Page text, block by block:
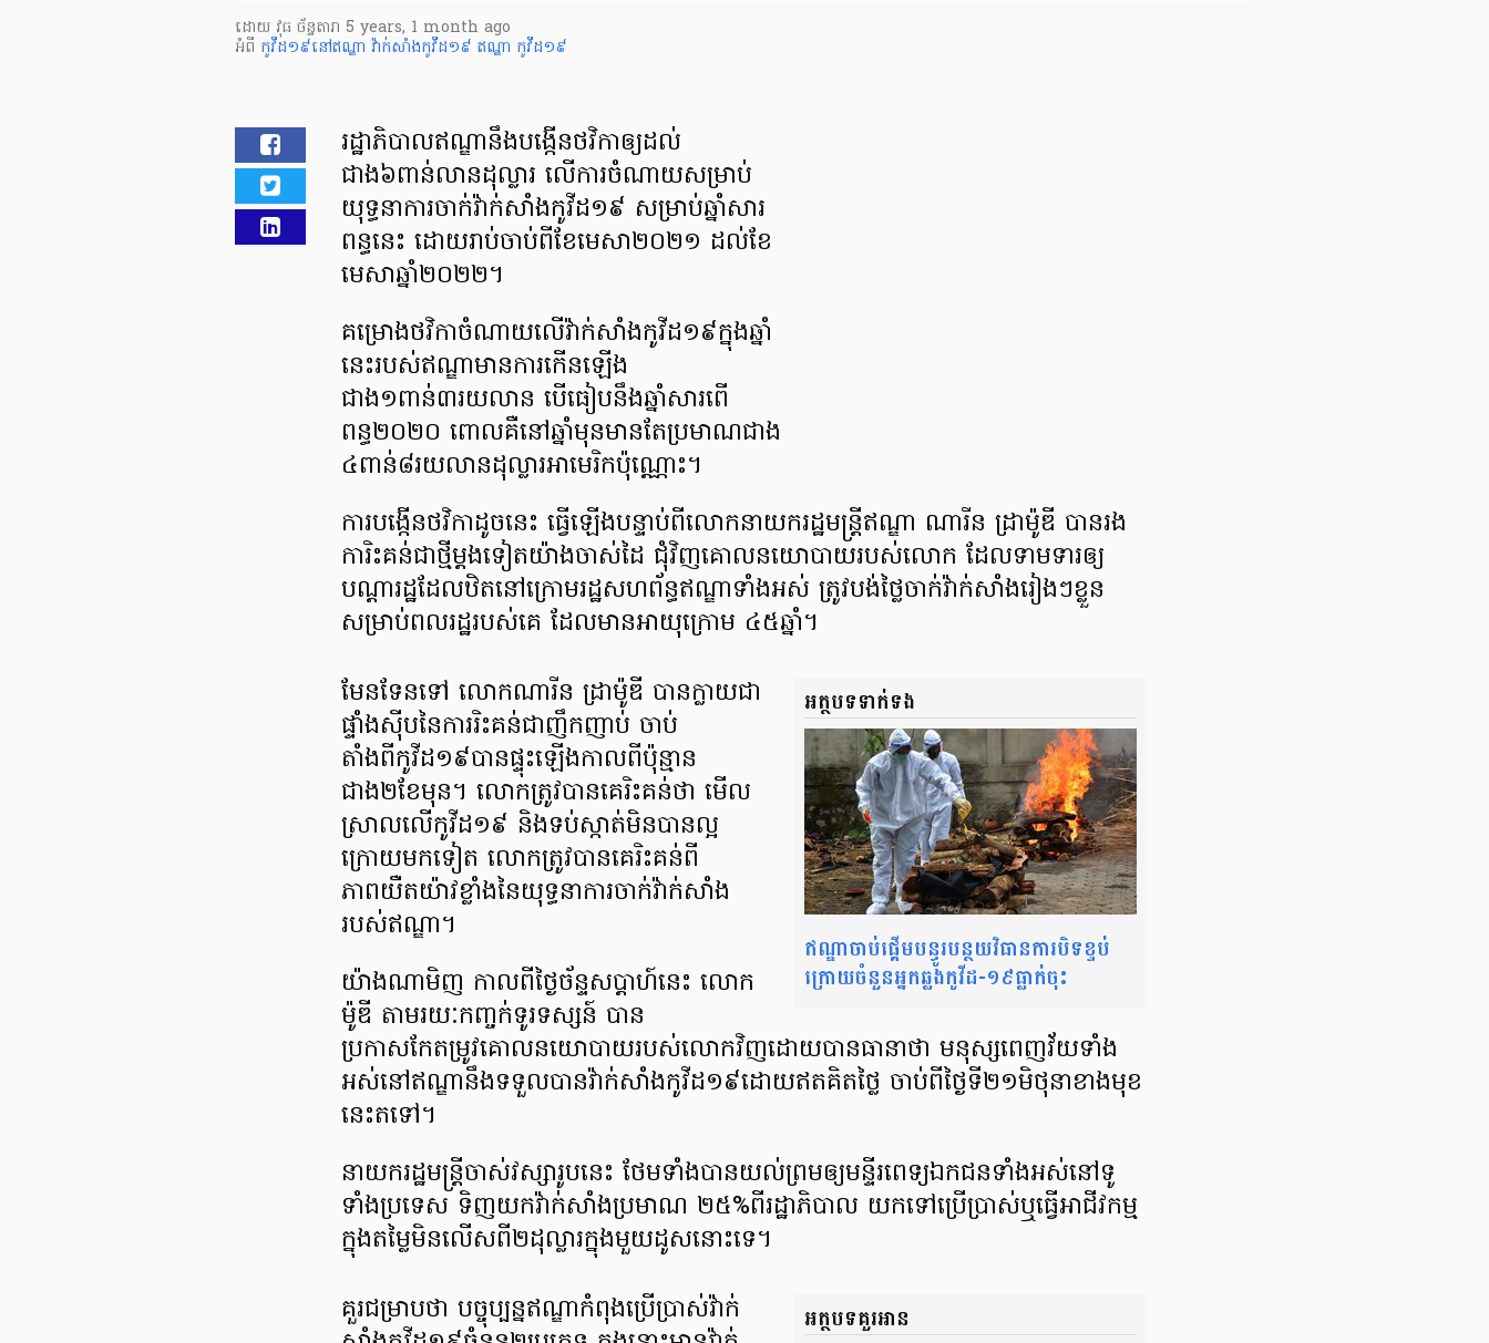
ដោយ វុធ ច័ន្ទតារា 5 years, 1 month ago
អំពី កូវីដ១៩នៅឥណ្ឌា វ៉ាក់សាំងកូវីដ១៩ ឥណ្ឌា កូវីដ១៩
រដ្ឋាភិបាលឥណ្ឌានឹងបង្កើនថវិកាឲ្យដល់
ជាង៦ពាន់លានដុល្លារ លើការចំណាយសម្រាប់
យុទ្ធនាការចាក់វ៉ាក់សាំងកូវីដ១៩ សម្រាប់ឆ្នាំសារ
ពន្ធនេះ ដោយរាប់ចាប់ពីខែមេសា២០២១ ដល់ខែ
មេសាឆ្នាំ២០២២។
គម្រោងថវិកាចំណាយលើវ៉ាក់សាំងកូវីដ១៩ក្នុងឆ្នាំ
នេះរបស់ឥណ្ឌាមានការកើនឡើង
ជាង១ពាន់៣រយលាន បើធៀបនឹងឆ្នាំសារពើ
ពន្ធ២០២០ ពោលគឺនៅឆ្នាំមុនមានតែប្រមាណជាង
៤ពាន់៨រយលានដុល្លារអាមេរិកប៉ុណ្ណោះ។
ការបង្កើនថវិកាដូចនេះ ធ្វើឡើងបន្ទាប់ពីលោកនាយករដ្ឋមន្ត្រីឥណ្ឌា ណារីន ដ្រាម៉ូឌី បានរង
ការិះគន់ជាថ្មីម្តងទៀតយ៉ាងចាស់ដៃ ជុំវិញគោលនយោបាយរបស់លោក ដែលទាមទារឲ្យ
បណ្តារដ្ឋដែលឋិតនៅក្រោមរដ្ឋសហព័ន្ធឥណ្ឌាទាំងអស់ ត្រូវបង់ថ្លៃចាក់វ៉ាក់សាំងរៀងៗខ្លួន
សម្រាប់ពលរដ្ឋរបស់គេ ដែលមានអាយុក្រោម ៤៥ឆ្នាំ។
អត្ថបទទាក់ទង
ឥណ្ឌាចាប់ផ្តើមបន្ធូរបន្ថយវិធានការបិទខ្ទប់
ក្រោយចំនួនអ្នកឆ្លងកូវីដ-១៩ធ្លាក់ចុះ
មែនទែនទៅ លោកណារីន ដ្រាម៉ូឌី បានក្លាយជា
ផ្ទាំងស៊ីបនៃការរិះគន់ជាញឹកញាប់ ចាប់
តាំងពីកូវីដ១៩បានផ្ទុះឡើងកាលពីប៉ុន្មាន
ជាង២ខែមុន។ លោកត្រូវបានគេរិះគន់ថា មើល
ស្រាលលើកូវីដ១៩ និងទប់ស្កាត់មិនបានល្អ
ក្រោយមកទៀត លោកត្រូវបានគេរិះគន់ពី
ភាពយឺតយ៉ាវខ្លាំងនៃយុទ្ធនាការចាក់វ៉ាក់សាំង
របស់ឥណ្ឌា។
យ៉ាងណាមិញ កាលពីថ្ងៃច័ន្ទសប្តាហ៍នេះ លោក
ម៉ូឌី តាមរយៈកញ្ចក់ទូរទស្សន៍ បាន
ប្រកាសកែតម្រូវគោលនយោបាយរបស់លោកវិញដោយបានធានាថា មនុស្សពេញវ័យទាំង
អស់នៅឥណ្ឌានឹងទទួលបានវ៉ាក់សាំងកូវីដ១៩ដោយឥតគិតថ្លៃ ចាប់ពីថ្ងៃទី២១មិថុនាខាងមុខ
នេះតទៅ។
នាយករដ្ឋមន្ត្រីចាស់វស្សារូបនេះ ថែមទាំងបានយល់ព្រមឲ្យមន្ទីរពេទ្យឯកជនទាំងអស់នៅទូ
ទាំងប្រទេស ទិញយកវ៉ាក់សាំងប្រមាណ ២៥%ពីរដ្ឋាភិបាល យកទៅប្រើប្រាស់ឬធ្វើអាជីវកម្ម
ក្នុងតម្លៃមិនលើសពី២ដុល្លារក្នុងមួយដូសនោះទេ។
អត្ថបទគួរអាន
គួរជម្រាបថា បច្ចុប្បន្នឥណ្ឌាកំពុងប្រើប្រាស់វ៉ាក់